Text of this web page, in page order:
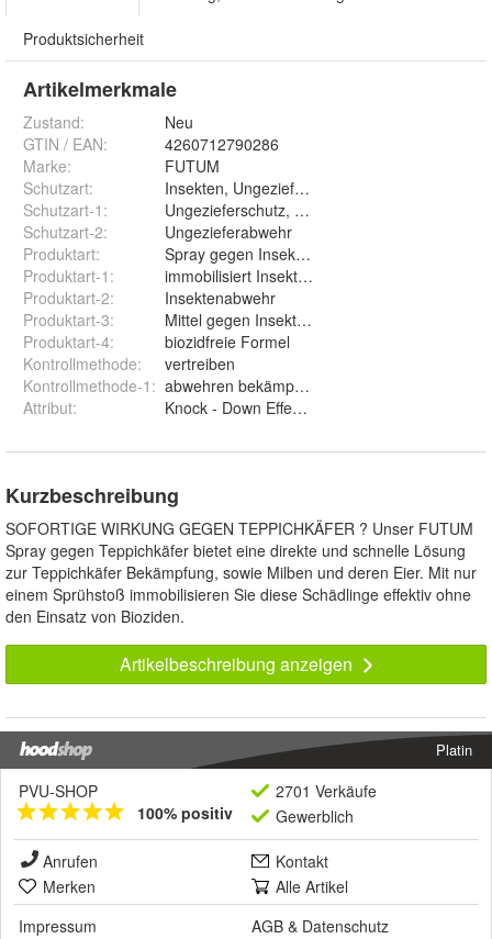
Produktsicherheit
Artikelmerkmale
Zustand:
Neu
GTIN / EAN:
4260712790286
Marke:
FUTUM
Schutzart:
Insekten, Ungeziefer, Schadinsekten
Schutzart-1 :
Ungezieferschutz, Insekten Abwehr Spray
Schutzart-2:
Ungezieferabwehr
Produktart:
Spray gegen Insekten , Larven, Eier
Produktart-1 :
immobilisiert Insekten
Produktart-2:
Insektenabwehr
Produktart-3:
Mittel gegen Insekten
Produktart-4:
biozidfreie Formel
Kontrollmethode:
vertreiben
Kontrollmethode-1 : abwehren bekämpfen fernhalten
Attribut: Knock - Down Effekt , Direktwirkung
Kurzbeschreibung
SOFORTIGE WIRKUNG GEGEN TEPPICHKÄFER ? Unser FUTUM
Spray gegen Teppichkäfer bietet eine direkte und schnelle Lösung
zur Teppichkäfer Bekämpfung, sowie Milben und deren Eier. Mit nur
einem Sprühstoß immobilisieren Sie diese Schädlinge effektiv ohne
den Einsatz von Bioziden.
Artikelbeschreibung anzeigen
Platin
PVU-SHOP
100% positiv
2701 Verkäufe
Gewerblich
Anrufen
Kontakt
Merken
Alle Artikel
Impressum
AGB & Datenschutz